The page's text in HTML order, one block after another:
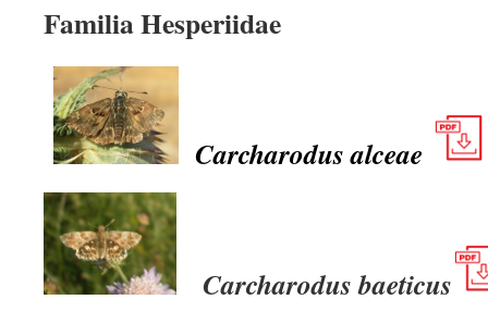
Familia Hesperiidae
Carcharodus alceae
Carcharodus baeticus